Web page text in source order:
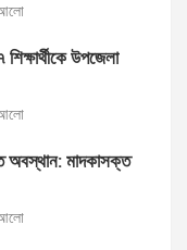
আলো
উপজেলা
আলো
অবস্থান: মাদকাসক্ত
আলো